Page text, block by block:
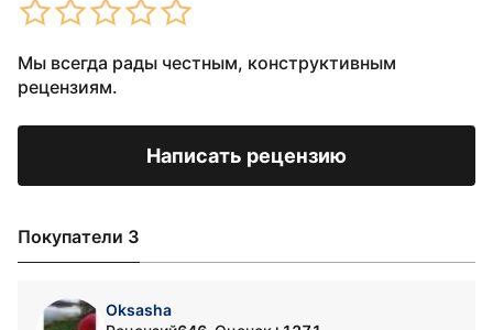
Мы всегда рады честным, конструктивным
рецензиям.
Написать рецензию
Покупатели 3
Oksasha